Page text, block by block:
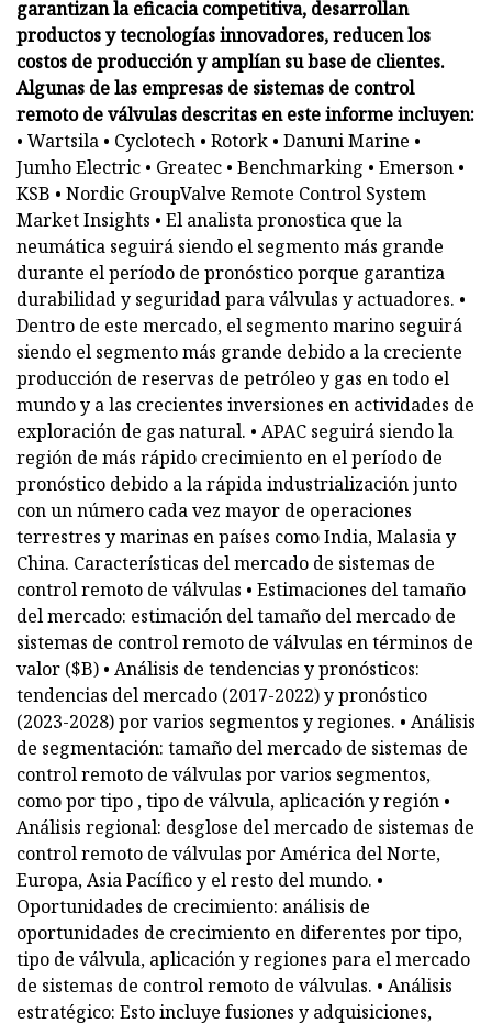
garantizan la eficacia competitiva, desarrollan
productos y tecnologías innovadores, reducen los
costos de producción y amplían su base de clientes.
Algunas de las empresas de sistemas de control
remoto de válvulas descritas en este informe incluyen:
• Wartsila • Cyclotech • Rotork • Danuni Marine •
Jumho Electric • Greatec • Benchmarking • Emerson •
KSB • Nordic GroupValve Remote Control System
Market Insights • El analista pronostica que la
neumática seguirá siendo el segmento más grande
durante el período de pronóstico porque garantiza
durabilidad y seguridad para válvulas y actuadores. •
Dentro de este mercado, el segmento marino seguirá
siendo el segmento más grande debido a la creciente
producción de reservas de petróleo y gas en todo el
mundo y a las crecientes inversiones en actividades de
exploración de gas natural. • APAC seguirá siendo la
región de más rápido crecimiento en el período de
pronóstico debido a la rápida industrialización junto
con un número cada vez mayor de operaciones
terrestres y marinas en países como India, Malasia y
China. Características del mercado de sistemas de
control remoto de válvulas • Estimaciones del tamaño
del mercado: estimación del tamaño del mercado de
sistemas de control remoto de válvulas en términos de
valor ($B) • Análisis de tendencias y pronósticos:
tendencias del mercado (2017-2022) y pronóstico
(2023-2028) por varios segmentos y regiones. • Análisis
de segmentación: tamaño del mercado de sistemas de
control remoto de válvulas por varios segmentos,
como por tipo , tipo de válvula, aplicación y región •
Análisis regional: desglose del mercado de sistemas de
control remoto de válvulas por América del Norte,
Europa, Asia Pacífico y el resto del mundo. •
Oportunidades de crecimiento: análisis de
oportunidades de crecimiento en diferentes por tipo,
tipo de válvula, aplicación y regiones para el mercado
de sistemas de control remoto de válvulas. • Análisis
estratégico: Esto incluye fusiones y adquisiciones,